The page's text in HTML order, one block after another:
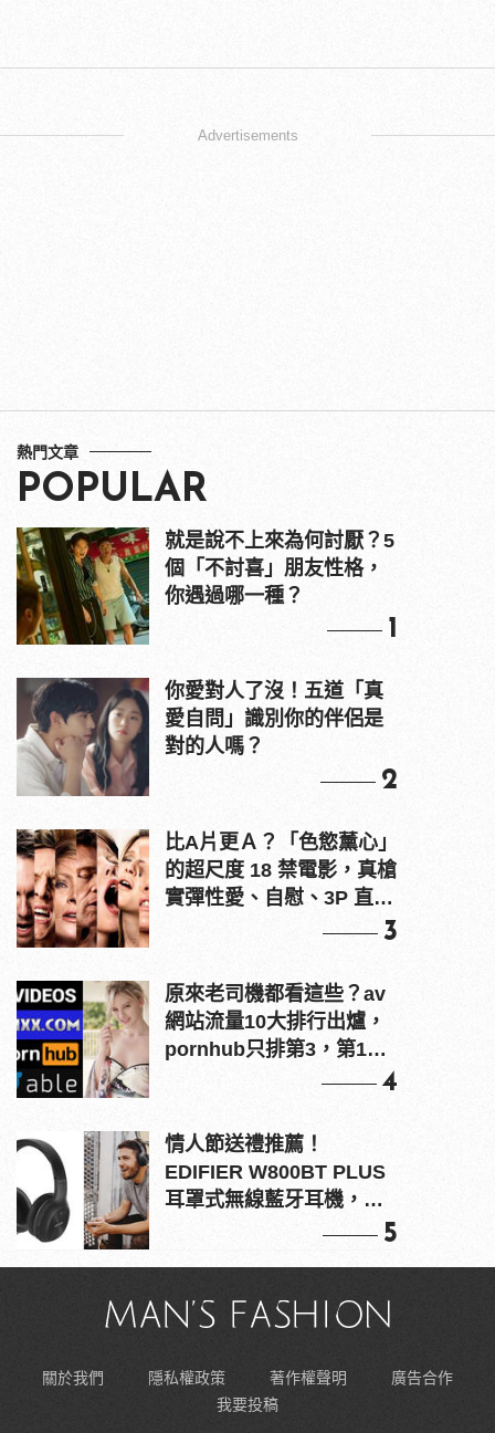
Advertisements
熱門文章
POPULAR
就是說不上來為何討厭？5
個「不討喜」朋友性格，
你遇過哪一種？
1
你愛對人了沒！五道「真
愛自問」識別你的伴侶是
對的人嗎？
2
比A片更Ａ？「色慾薰心」
的超尺度 18 禁電影，真槍
實彈性愛、自慰、3P 直接
3
原來老司機都看這些？av
網站流量10大排行出爐，
pornhub只排第3，第1名
4
情人節送禮推薦！
EDIFIER W800BT PLUS
耳罩式無線藍牙耳機，在
5
關於我們 隱私權政策 著作權聲明
廣告合作
我要投稿